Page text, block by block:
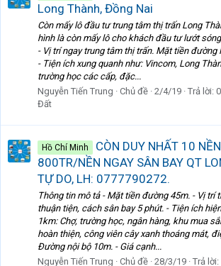
Long Thành, Đồng Nai
Còn mấy lô đầu tư trung tâm thị trấn Long
hình là còn mấy lô cho khách đầu tư lướt
- Vị trí ngay trung tâm thị trấn. Mặt tiền đường
- Tiện ích xung quanh như: Vincom, Long
trường học các cấp, đặc...
Nguyễn Tiến Trung
Chủ đề 2/4/19 Trả lời: 0
Đất
Hồ Chí Minh
CÒN DUY NHẤT 10
800TR/NỀN NGAY SÂN BAY QT
TỰ DO, LH: 0777790272.
Thông tin mô tả - Mặt tiền đường 45m. - Vị trí
thuận tiện, cách sân bay 5 phút. - Tiện ích
1km: Chợ, trường học, ngân hàng, khu mua
hoàn thiện, công viên cây xanh thoáng mát,
Đường nội bộ 10m. - Giá cạnh...
Nguyễn Tiến Trung
Chủ đề 28/3/19 Trả lời: